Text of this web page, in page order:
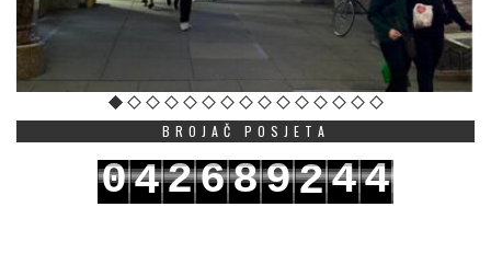
BROJAČ POSJETA
042689244